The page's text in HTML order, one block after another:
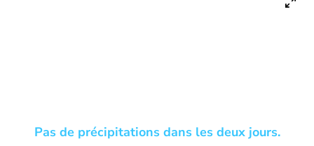
Pas de précipitations dans les deux jours.